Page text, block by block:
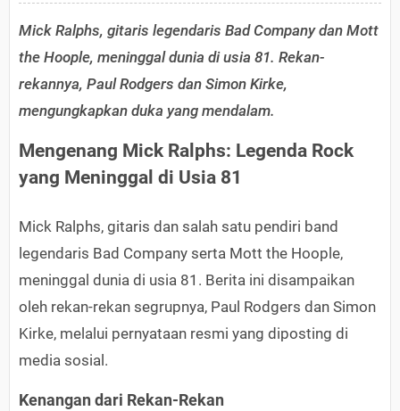
Mick Ralphs, gitaris legendaris Bad Company dan Mott
the Hoople, meninggal dunia di usia 81. Rekan-
rekannya, Paul Rodgers dan Simon Kirke,
mengungkapkan duka yang mendalam.
Mengenang Mick Ralphs: Legenda Rock
yang Meninggal di Usia 81
Mick Ralphs, gitaris dan salah satu pendiri band
legendaris Bad Company serta Mott the Hoople,
meninggal dunia di usia 81. Berita ini disampaikan
oleh rekan-rekan segrupnya, Paul Rodgers dan Simon
Kirke, melalui pernyataan resmi yang diposting di
media sosial.
Kenangan dari Rekan-Rekan